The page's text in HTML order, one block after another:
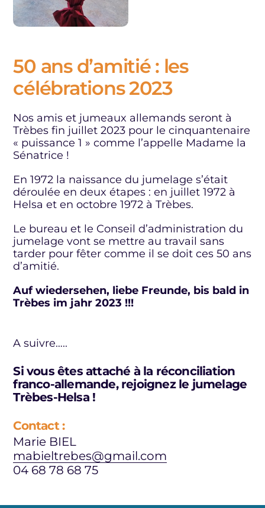
50 ans d’amitié : les
célébrations 2023
Nos amis et jumeaux allemands seront à
Trèbes fin juillet 2023 pour le cinquantenaire
« puissance 1 » comme l’appelle Madame la
Sénatrice !
En 1972 la naissance du jumelage s’était
déroulée en deux étapes : en juillet 1972 à
Helsa et en octobre 1972 à Trèbes.
Le bureau et le Conseil d’administration du
jumelage vont se mettre au travail sans
tarder pour fêter comme il se doit ces 50 ans
d’amitié.
Auf wiedersehen, liebe Freunde, bis bald in
Trèbes im jahr 2023 !!!
A suivre…..
Si vous êtes attaché à la réconciliation
franco-allemande, rejoignez le jumelage
Trèbes-Helsa !
Contact :
Marie BIEL
mabieltrebes@gmail.com
04 68 78 68 75